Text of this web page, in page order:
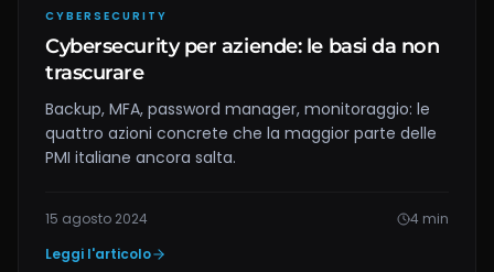
CYBERSECURITY
Cybersecurity per aziende: le basi da non
trascurare
Backup, MFA, password manager, monitoraggio: le
quattro azioni concrete che la maggior parte delle
PMI italiane ancora salta.
15 agosto 2024 4 min
Leggi l'articolo